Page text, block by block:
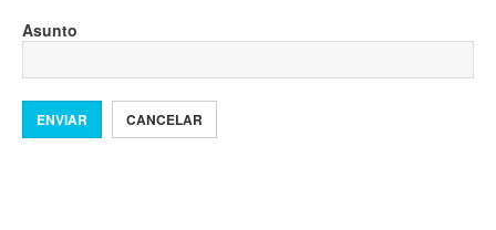
Asunto
ENVIAR CANCELAR